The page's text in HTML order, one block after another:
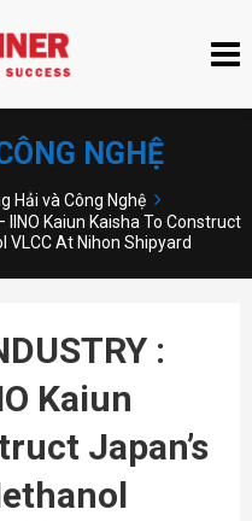
NGHỆ
Hải và Công Nghệ
IINO Kaiun Kaisha To Construct
VLCC At Nihon Shipyard
:
Kaiun
Japan’s